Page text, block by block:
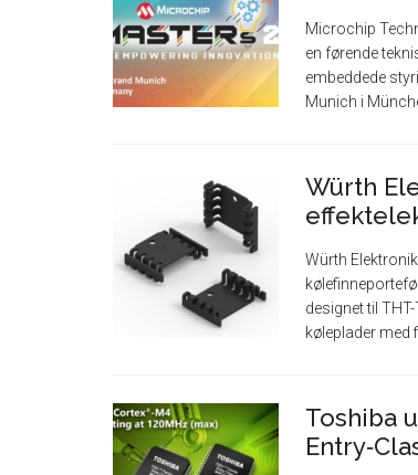
Microchip
en førende
embeddede
Munich i
Würth
Würth
designet til
køleplader med
Toshiba